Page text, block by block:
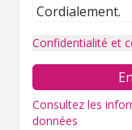
Confidentialité et
Consultez les
données